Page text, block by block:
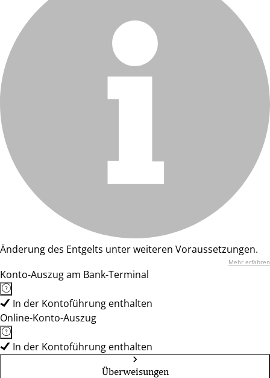
Änderung des Entgelts unter weiteren Voraussetzungen.
Mehr erfahren
Konto-Auszug am Bank-Terminal
In der Kontoführung enthalten
Online-Konto-Auszug
In der Kontoführung enthalten
Überweisungen